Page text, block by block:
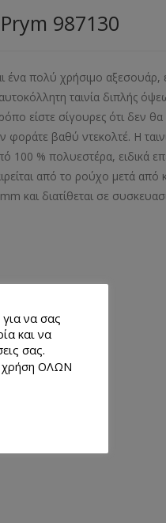
987130
ένα πολύ χρήσιμο αξεσουάρ,
ταινία διπλής
είστε σίγουρες ότι δεν θα
βαθύ ντεκολτέ. Η
% πολυεστέρα, ειδικά
από το ρούχο μετά
και διατίθεται σε
να σας
και να
σας.
χρήση ΟΛΩΝ